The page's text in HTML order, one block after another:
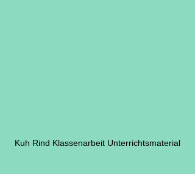
Kuh Rind Klassenarbeit Unterrichtsmaterial